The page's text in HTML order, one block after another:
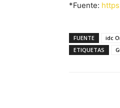
*Fuente:
FUENTE
idc
ETIQUETAS